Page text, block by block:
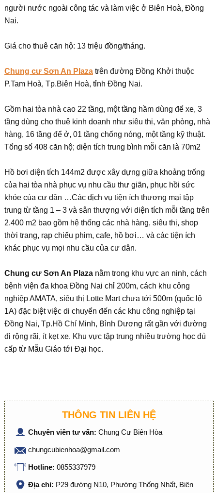
người nước ngoài công tác và làm việc ở Biên Hoà, Đồng
Nai.
Giá cho thuê căn hộ: 13 triệu đồng/tháng.
Chung cư Sơn An Plazatrên đường Đồng Khởi thuộc
P.Tam Hoà, Tp.Biên Hoà, tỉnh Đồng Nai.
Gồm hai tòa nhà cao 22 tầng, một tầng hầm dùng để xe, 3
tầng dùng cho thuê kinh doanh như siêu thị, văn phòng, nhà
hàng, 16 tầng để ở, 01 tầng chống nóng, một tầng kỹ thuật.
Tổng số 408 căn hộ; diện tích trung bình mỗi căn là 70m2
Hồ bơi diện tích 144m2 được xây dựng giữa khoảng trống
của hai tòa nhà phục vụ nhu cầu thư giãn, phục hồi sức
khỏe của cư dân …Các dịch vụ tiện ích thương mại tập
trung từ tầng 1 – 3 và sân thượng với diện tích mỗi tầng trên
2.400 m2 bao gồm hệ thống các nhà hàng, siêu thị, shop
thời trang, rạp chiếu phim, cafe, hồ bơi… và các tiện ích
khác phục vụ mọi nhu cầu của cư dân.
Chung cư Sơn An Plazanằm trong khu vực an ninh, cách
bệnh viện đa khoa Đồng Nai chỉ 200m, cách khu công
nghiệp AMATA, siêu thị Lotte Mart chưa tới 500m (quốc lộ
1A) đặc biệt việc di chuyển đến các khu công nghiệp tại
Đồng Nai, Tp.Hồ Chí Minh, Bình Dương rất gần với đường
đi rộng rãi, ít kẹt xe. Khu vực tập trung nhiều trường học đủ
cấp từ Mẫu Giáo tới Đại học.
THÔNG TIN LIÊN HỆ
Chuyên viên tư vấn: Chung Cư Biên Hòa
chungcubienhoa@gmail.com
Hotline: 0855337979
Địa chỉ: P29 đường N10, Phường Thống Nhất, Biên